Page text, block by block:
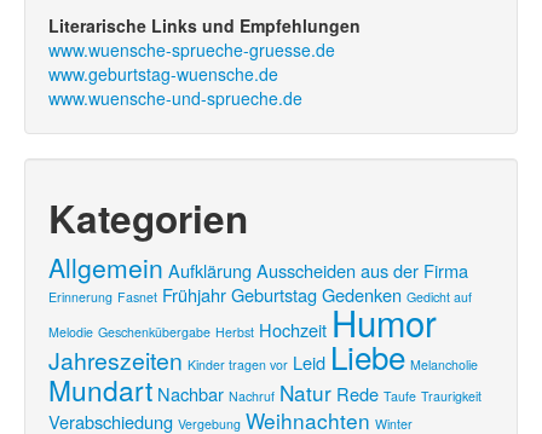
Literarische Links und Empfehlungen
www.wuensche-sprueche-gruesse.de
www.geburtstag-wuensche.de
www.wuensche-und-sprueche.de
Kategorien
Allgemein AufklärungAusscheiden aus der Firma
Erinnerung Fasnet FrühjahrGeburtstagGedenken Gedicht auf
Melodie Geschenkübergabe Herbst Hochzeit Humor
Jahreszeiten Kinder tragen vor Leid Liebe Melancholie
Mundart Nachbar Nachruf Natur Rede Taufe Traurigkeit
Verabschiedung Vergebung Weihnachten Winter